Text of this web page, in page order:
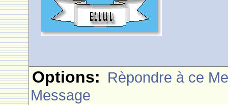
Options: Rèpondre à ce
Message